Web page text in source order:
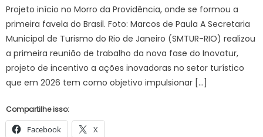
Projeto início no Morro da Providência, onde se formou a
primeira favela do Brasil. Foto: Marcos de Paula A Secretaria
Municipal de Turismo do Rio de Janeiro (SMTUR-RIO) realizou
a primeira reunião de trabalho da nova fase do Inovatur,
projeto de incentivo a ações inovadoras no setor turístico
que em 2026 tem como objetivo impulsionar […]
Compartilhe isso:
Facebook X